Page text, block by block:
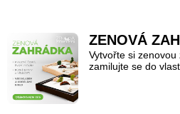
ZENOVÁ
Vytvořte si
zamilujte se do